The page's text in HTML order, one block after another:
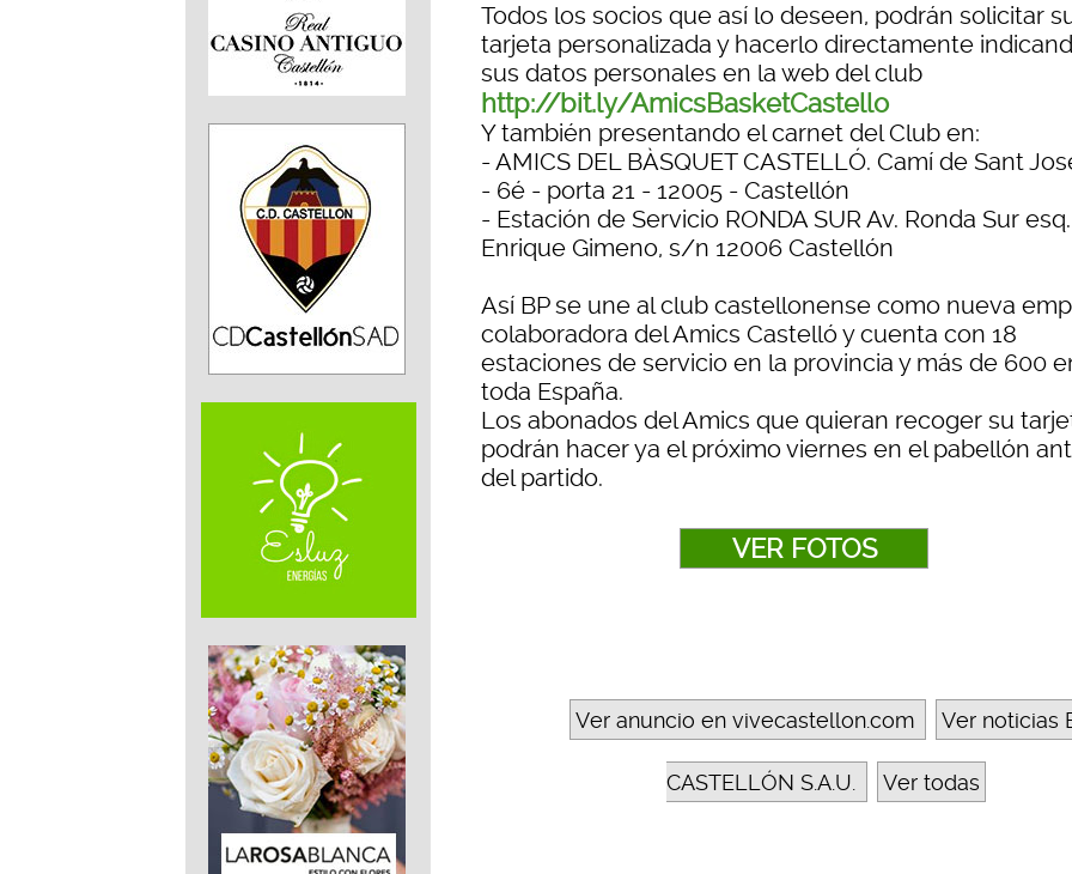
Todos los socios que así lo deseen, podrán solicitar
tarjeta personalizada y hacerlo directamente
sus datos personales en la web del club
http://bit.ly/AmicsBasketCastello
Y también presentando el carnet del Club en:
- AMICS DEL BÀSQUET CASTELLÓ. Camí de Sant
- 6é - porta 21 - 12005 - Castellón
- Estación de Servicio RONDA SUR Av. Ronda Sur esq.
Enrique Gimeno, s/n 12006 Castellón
Así BP se une al club castellonense como nueva
colaboradora del Amics Castelló y cuenta con 18
estaciones de servicio en la provincia y más de 600
toda España.
Los abonados del Amics que quieran recoger su
podrán hacer ya el próximo viernes en el pabellón
del partido.
VER FOTOS
Ver anuncio en vivecastellon.com Ver noticias
CASTELLÓN S.A.U. Ver todas